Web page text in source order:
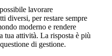
lavorare
diversi, per restare sempre
moderno e rendere
tua attività. La risposta è più
di gestione.